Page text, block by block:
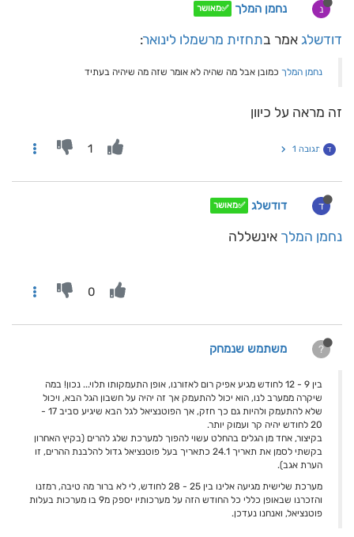
נ נחמן המלך ✅מאושר
דודשלג אמר בתחזית מרשמלו לינואר:
נחמן המלך כמובן אבל מה שהיה לא אומר שזה מה שיהיה בעתיד
זה מראה על כיוון
ד תגובה 1 1
ד דודשלג ✅מאושר
נחמן המלך אינשללה
0
? משתמש שנמחק
בין 9 - 12 לחודש מגיע אפיק רום לאזורנו, אופן התעמקותו תלוי... נכון! במה
שיקרה ממערב לנו, הוא יכול להתעמק אך זה יהיה על חשבון הגל הבא, ויכול
שלא להתעמק ולהיות גם כך חזק, אך הפוטנציאל לגל הבא שיגיע סביב 17 -
20 לחודש יהיה קר ועמוק יותר.
בקיצור, אחד מן הגלים בהחלט עשוי להפוך למערכת שלג להרים (בקיץ האחרון
בקשתי לסמן את תאריך 24.1 כתאריך בעל פוטנציאל גדול להלבנת ההרים, זו
הערת אגב).
מערכת שלישית מגיעה אלינו בין 25 - 28 לחודש, לי לא ברור מה טיבה, רמזנו
והזכרנו שבאופן כללי כל החודש הזה על מערכותיו יספק מ9 בו מערכות בעלות
פוטנציאל, ואנחנו נעדכן.